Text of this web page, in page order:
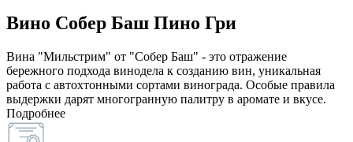
Вино Собер Баш Пино Гри
Вина "Мильстрим" от "Собер Баш" - это отражение
бережного подхода винодела к созданию вин, уникальная
работа с автохтонными сортами винограда. Особые правила
выдержки дарят многогранную палитру в аромате и вкусе.
Подробнее